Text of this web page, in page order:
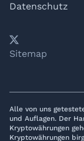
Datenschutz
YouTube
𝕏LinkedIn
Telegram
Sitemap
Alle von uns
und Auflagen. Der
Kryptowährungen
Kryptowährungen